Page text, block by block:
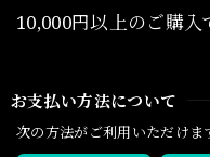
10,000円以上のご購入
お支払い方法について
次の方法がご利用いただけま